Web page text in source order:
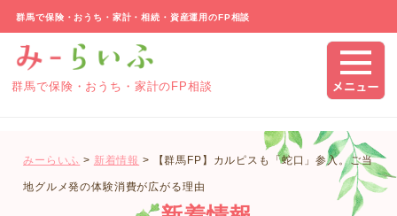
群馬で保険・おうち・家計・相続・資産運用のFP相談
群馬で保険・おうち・家計のFP相談
みーらいふ > 新着情報 > 【群馬FP】カルピスも「蛇口」参入。ご当
地グルメ発の体験消費が広がる理由